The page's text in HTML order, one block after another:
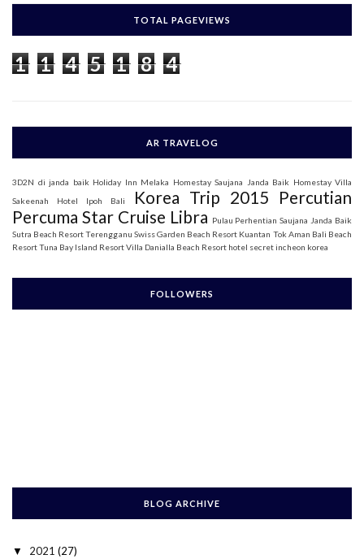
c
f
r
:
TOTAL PAGEVIEWS
1 1 4 5 1 8 4
AR TRAVELOG
3D2N di janda baik Holiday Inn Melaka Homestay Saujana Janda Baik Homestay Villa
Sakeenah
Hotel Ipoh Bali Korea Trip 2015 Percutian
Percuma Star Cruise Libra Pulau Perhentian Saujana Janda Baik
Sutra Beach Resort Terengganu Swiss Garden Beach Resort Kuantan Tok Aman Bali Beach
ResortTuna Bay Island ResortVilla Danialla Beach Resort hotel secret incheon korea
FOLLOWERS
BLOG ARCHIVE
▼ 2021 (27)